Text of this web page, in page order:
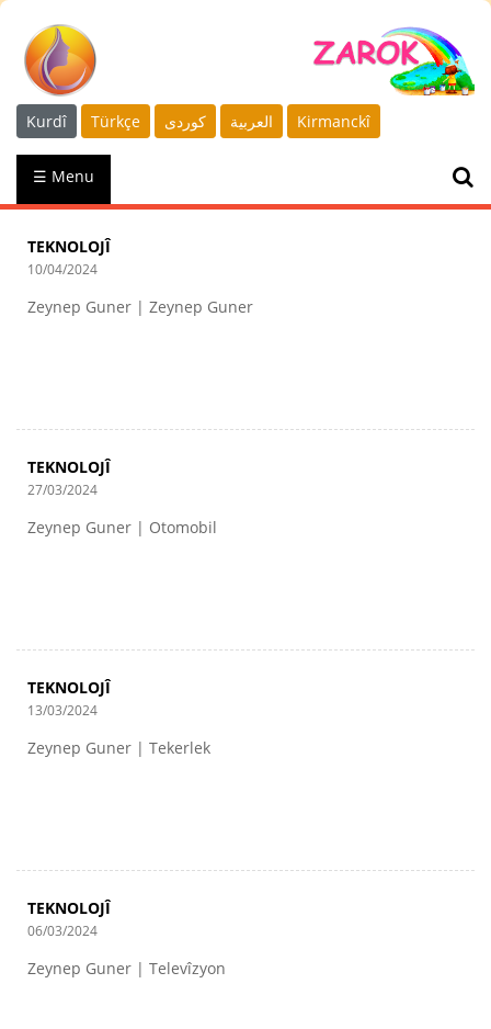
Kurdî Türkçe كوردى العربية Kirmanckî
☰ Menu
TEKNOLOJÎ
10/04/2024
Zeynep Guner | Zeynep Guner
TEKNOLOJÎ
27/03/2024
Zeynep Guner | Otomobil
TEKNOLOJÎ
13/03/2024
Zeynep Guner | Tekerlek
TEKNOLOJÎ
06/03/2024
Zeynep Guner | Televîzyon